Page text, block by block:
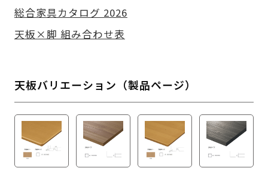
総合家具カタログ 2026
天板×脚 組み合わせ表
天板バリエーション（製品ページ）